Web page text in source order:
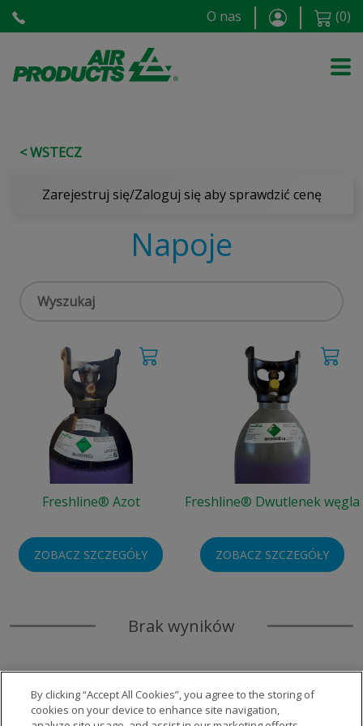
O nas (0)
< WSTECZ
Zarejestruj się/Zaloguj się aby sprawdzić cenę
Napoje
Freshline® Azot
ZOBACZ SZCZEGÓŁY
Freshline® Dwutlenek węgla
ZOBACZ SZCZEGÓŁY
Brak wyników
By clicking “Accept All Cookies”, you agree to the storing of
cookies on your device to enhance site navigation,